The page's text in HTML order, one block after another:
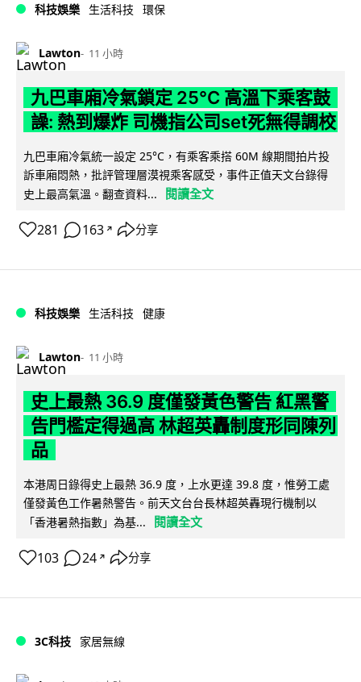
科技娛樂 生活科技 環保
Lawton 11 小時
九巴車廂冷氣鎖定 25°C 高溫下乘客鼓
譟: 熱到爆炸 司機指公司set死無得調校
九巴車廂冷氣統一設定 25°C，有乘客乘搭 60M 線期間拍片投
訴車廂悶熱，批評管理層漠視乘客感受，事件正值天文台錄得
史上最高氣溫。翻查資料...
閱讀全文
281 163 ↗ 分享
科技娛樂 生活科技 健康
Lawton 11 小時
史上最熱 36.9 度僅發黃色警告 紅黑警
告門檻定得過高 林超英轟制度形同陳列
品
本港周日錄得史上最熱 36.9 度，上水更達 39.8 度，惟勞工處
僅發黃色工作暑熱警告。前天文台台長林超英轟現行機制以
「香港暑熱指數」為基...
閱讀全文
103 24 ↗ 分享
3C科技 家居無線